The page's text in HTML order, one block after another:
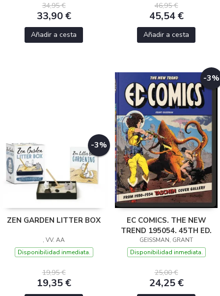
34,95 €
33,90 €
Añadir a cesta
46,95 €
45,54 €
Añadir a cesta
-3%
ZEN GARDEN LITTER BOX
, VV. AA
Disponibilidad inmediata.
19,95 €
19,35 €
-3%
EC COMICS. THE NEW
TREND 195054. 45TH ED.
GEISSMAN, GRANT
Disponibilidad inmediata.
25,00 €
24,25 €